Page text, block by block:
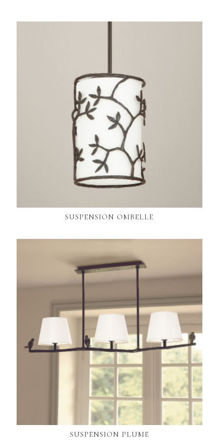
SUSPENSION OMBELLE
SUSPENSION PLUME